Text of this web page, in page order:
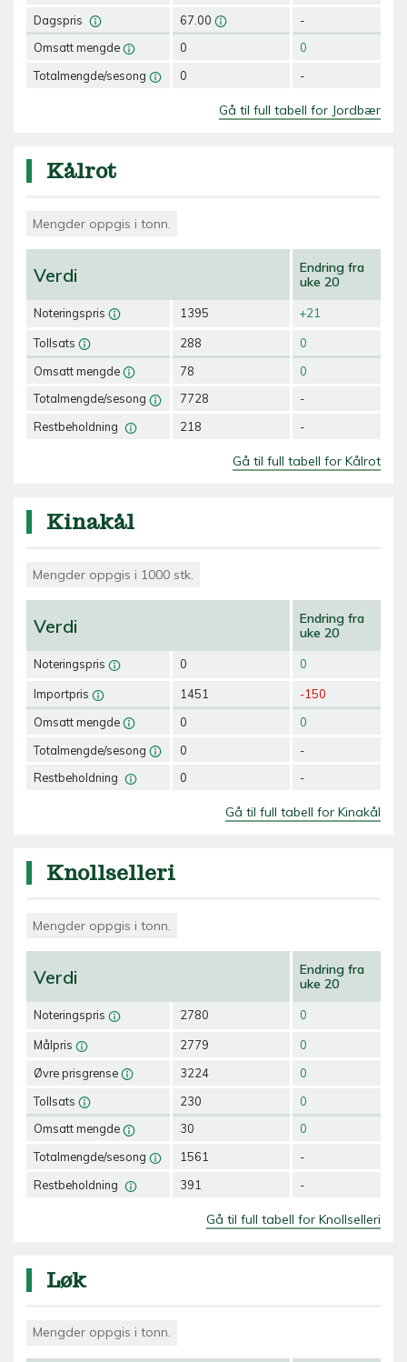
Dagspris
Omsatt mengde
Totalmengde/sesong
67.00
0
0
-
0
-
Gå til full tabell for Jordbær
Kålrot
Mengder oppgis i tonn.
Verdi
Noteringspris
Tollsats
Omsatt mengde
Totalmengde/sesong
Restbeholdning
1395
288
78
7728
218
Endring fra
uke 20
+21
0
0
-
-
Gå til full tabell for Kålrot
Kinakål
Mengder oppgis i 1000 stk.
Verdi
Noteringspris
Importpris
Omsatt mengde
Totalmengde/sesong
Restbeholdning
0
1451
0
0
0
Endring fra
uke 20
0
-150
0
-
-
Gå til full tabell for Kinakål
Knollselleri
Mengder oppgis i tonn.
Verdi
Noteringspris
Målpris
Øvre prisgrense
Tollsats
Omsatt mengde
Totalmengde/sesong
Restbeholdning
2780
2779
3224
230
30
1561
391
Endring fra
uke 20
0
0
0
0
0
-
-
Gå til full tabell for Knollselleri
Løk
Mengder oppgis i tonn.